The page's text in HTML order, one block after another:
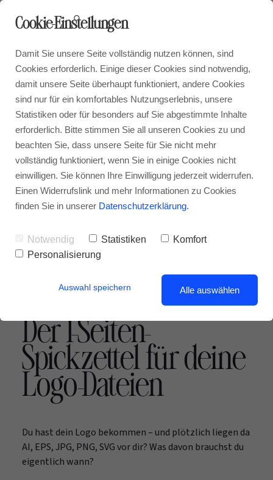
SCHLUSS MIT DATEI-CHAOS
Der 1-Seiten-
Spickzettel für deine
Logo-Dateien
Du hast dein Logo bekommen – und plötzlich liegen da
AI, EPS, JPG, PNG, SVG vor dir? Was davon brauchst du
eigentlich wann?
Cookie-Einstellungen
Damit Sie unsere Seite vollständig nutzen können, sind
Cookies erforderlich. Einige dieser Cookies sind notwendig,
damit unsere Seite überhaupt funktioniert, andere Cookies
sind nur für ein komfortables Nutzungserlebnis, unsere
Statistiken oder für besonders auf Sie abgestimmte Inhalte
erforderlich. Bitte stimmen Sie all unseren Cookies zu und
beachten Sie, dass unsere Seite für Sie nicht mehr
vollständig funktioniert, wenn Sie in einige Cookies nicht
einwilligen. Sie können Ihre Einwilligung jederzeit widerrufen.
Einen Widerrufslink und mehr Informationen zu Cookies
finden Sie in unserer Datenschutzerklärung.
Notwendig Statistiken
Komfort
Personalisierung
Auswahl speichern Alle auswählen